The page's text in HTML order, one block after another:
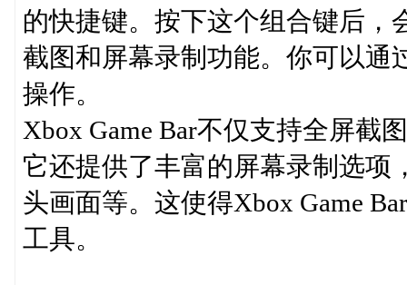
的快捷键。按下这个组合键后，
截图和屏幕录制功能。你可以通
操作。
Xbox Game Bar不仅支持全屏截
它还提供了丰富的屏幕录制选项
头画面等。这使得Xbox Game
工具。